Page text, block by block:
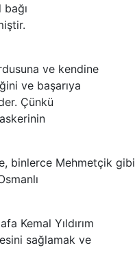
ve kendine
ve başarıya
Çünkü
binlerce Mehmetçik gibi
Kemal Yıldırım
sağlamak ve